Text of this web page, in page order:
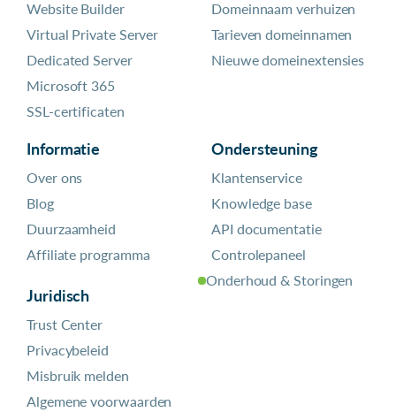
Website Builder
Virtual Private Server
Dedicated Server
Microsoft 365
SSL-certificaten
Domeinnaam verhuizen
Tarieven domeinnamen
Nieuwe domeinextensies
Informatie
Over ons
Blog
Duurzaamheid
Affiliate programma
Juridisch
Trust Center
Privacybeleid
Misbruik melden
Algemene voorwaarden
Ondersteuning
Klantenservice
Knowledge base
API documentatie
Controlepaneel
Onderhoud & Storingen